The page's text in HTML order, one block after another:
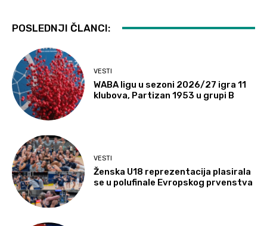
POSLEDNJI ČLANCI:
VESTI
WABA ligu u sezoni 2026/27 igra 11
klubova, Partizan 1953 u grupi B
VESTI
Ženska U18 reprezentacija plasirala
se u polufinale Evropskog prvenstva